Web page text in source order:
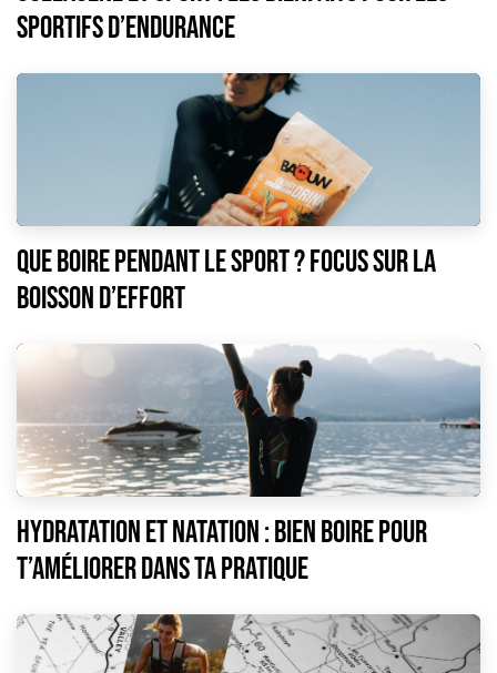
sportifs d’endurance
Que boire pendant le sport ? Focus sur la
boisson d’effort
Hydratation et natation : bien boire pour
t’améliorer dans ta pratique